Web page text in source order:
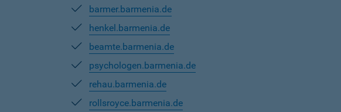
barmer.barmenia.de
henkel.barmenia.de
beamte.barmenia.de
psychologen.barmenia.de
rehau.barmenia.de
rollsroyce.barmenia.de